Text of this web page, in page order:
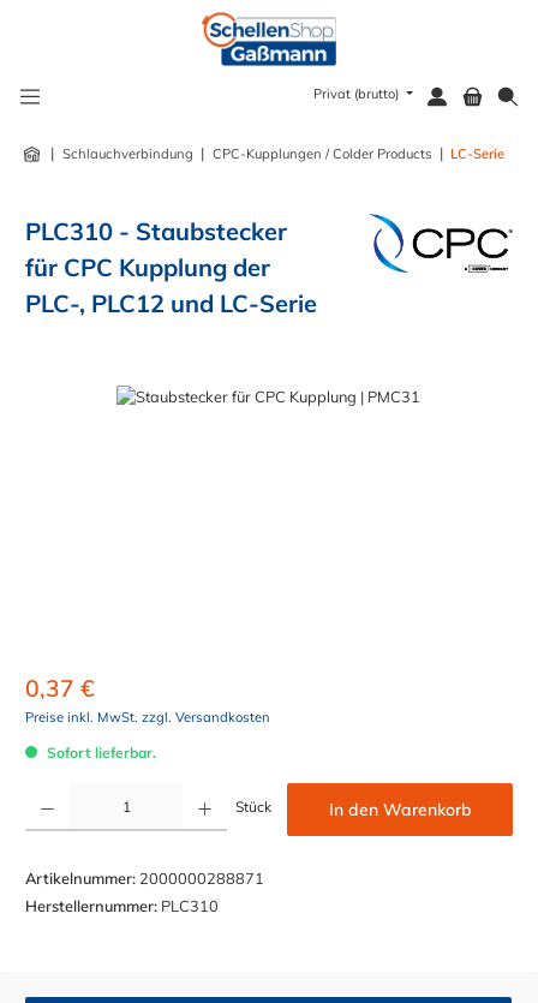
Privat (brutto)
| Schlauchverbindung | CPC-Kupplungen / Colder Products | LC-Serie
PLC310 - Staubstecker
für CPC Kupplung der
PLC-, PLC12 und LC-Serie
Bildergalerie überspringen
0,37 €
Preise inkl. MwSt. zzgl. Versandkosten
Sofort lieferbar.
Stück In den Warenkorb
Artikelnummer: 2000000288871
Herstellernummer: PLC310